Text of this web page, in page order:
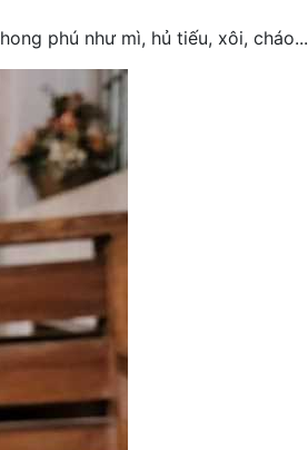
phú như mì, hủ tiếu, xôi, cháo...